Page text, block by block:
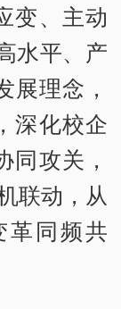
变、主动
水平、产
展理念，
深化校企
攻关，
联动，从
革同频共